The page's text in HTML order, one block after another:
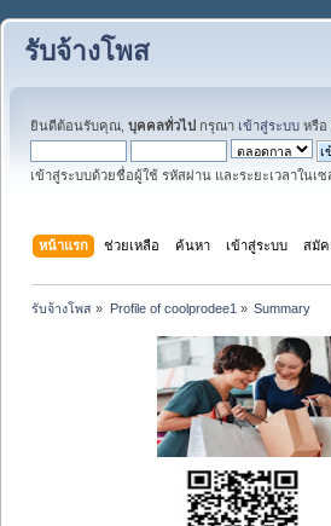
รับจ้างโพส
ยินดีต้อนรับคุณ, บุคคลทั่วไป กรุณา เข้าสู่ระบบ หรือ
เข้าสู่ระบบด้วยชื่อผู้ใช้ รหัสผ่าน และระยะเวลาในเ
หน้าแรก ช่วยเหลือ ค้นหา เข้าสู่ระบบ สมัค
รับจ้างโพส » Profile of coolprodee1 » Summary